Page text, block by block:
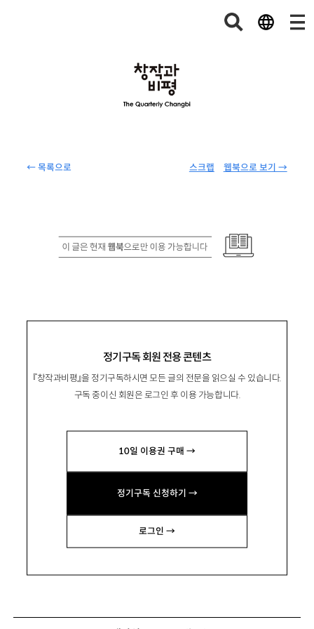
← 목록으로 웹북으로 보기 →
스크랩
정기구독 회원 전용 콘텐츠
『창작과비평』을 정기구독하시면 모든 글의 전문을 읽으실 수 있습니다.
구독 중이신 회원은 로그인 후 이용 가능합니다.
10일 이용권 구매 →
정기구독 신청하기 →
로그인 →